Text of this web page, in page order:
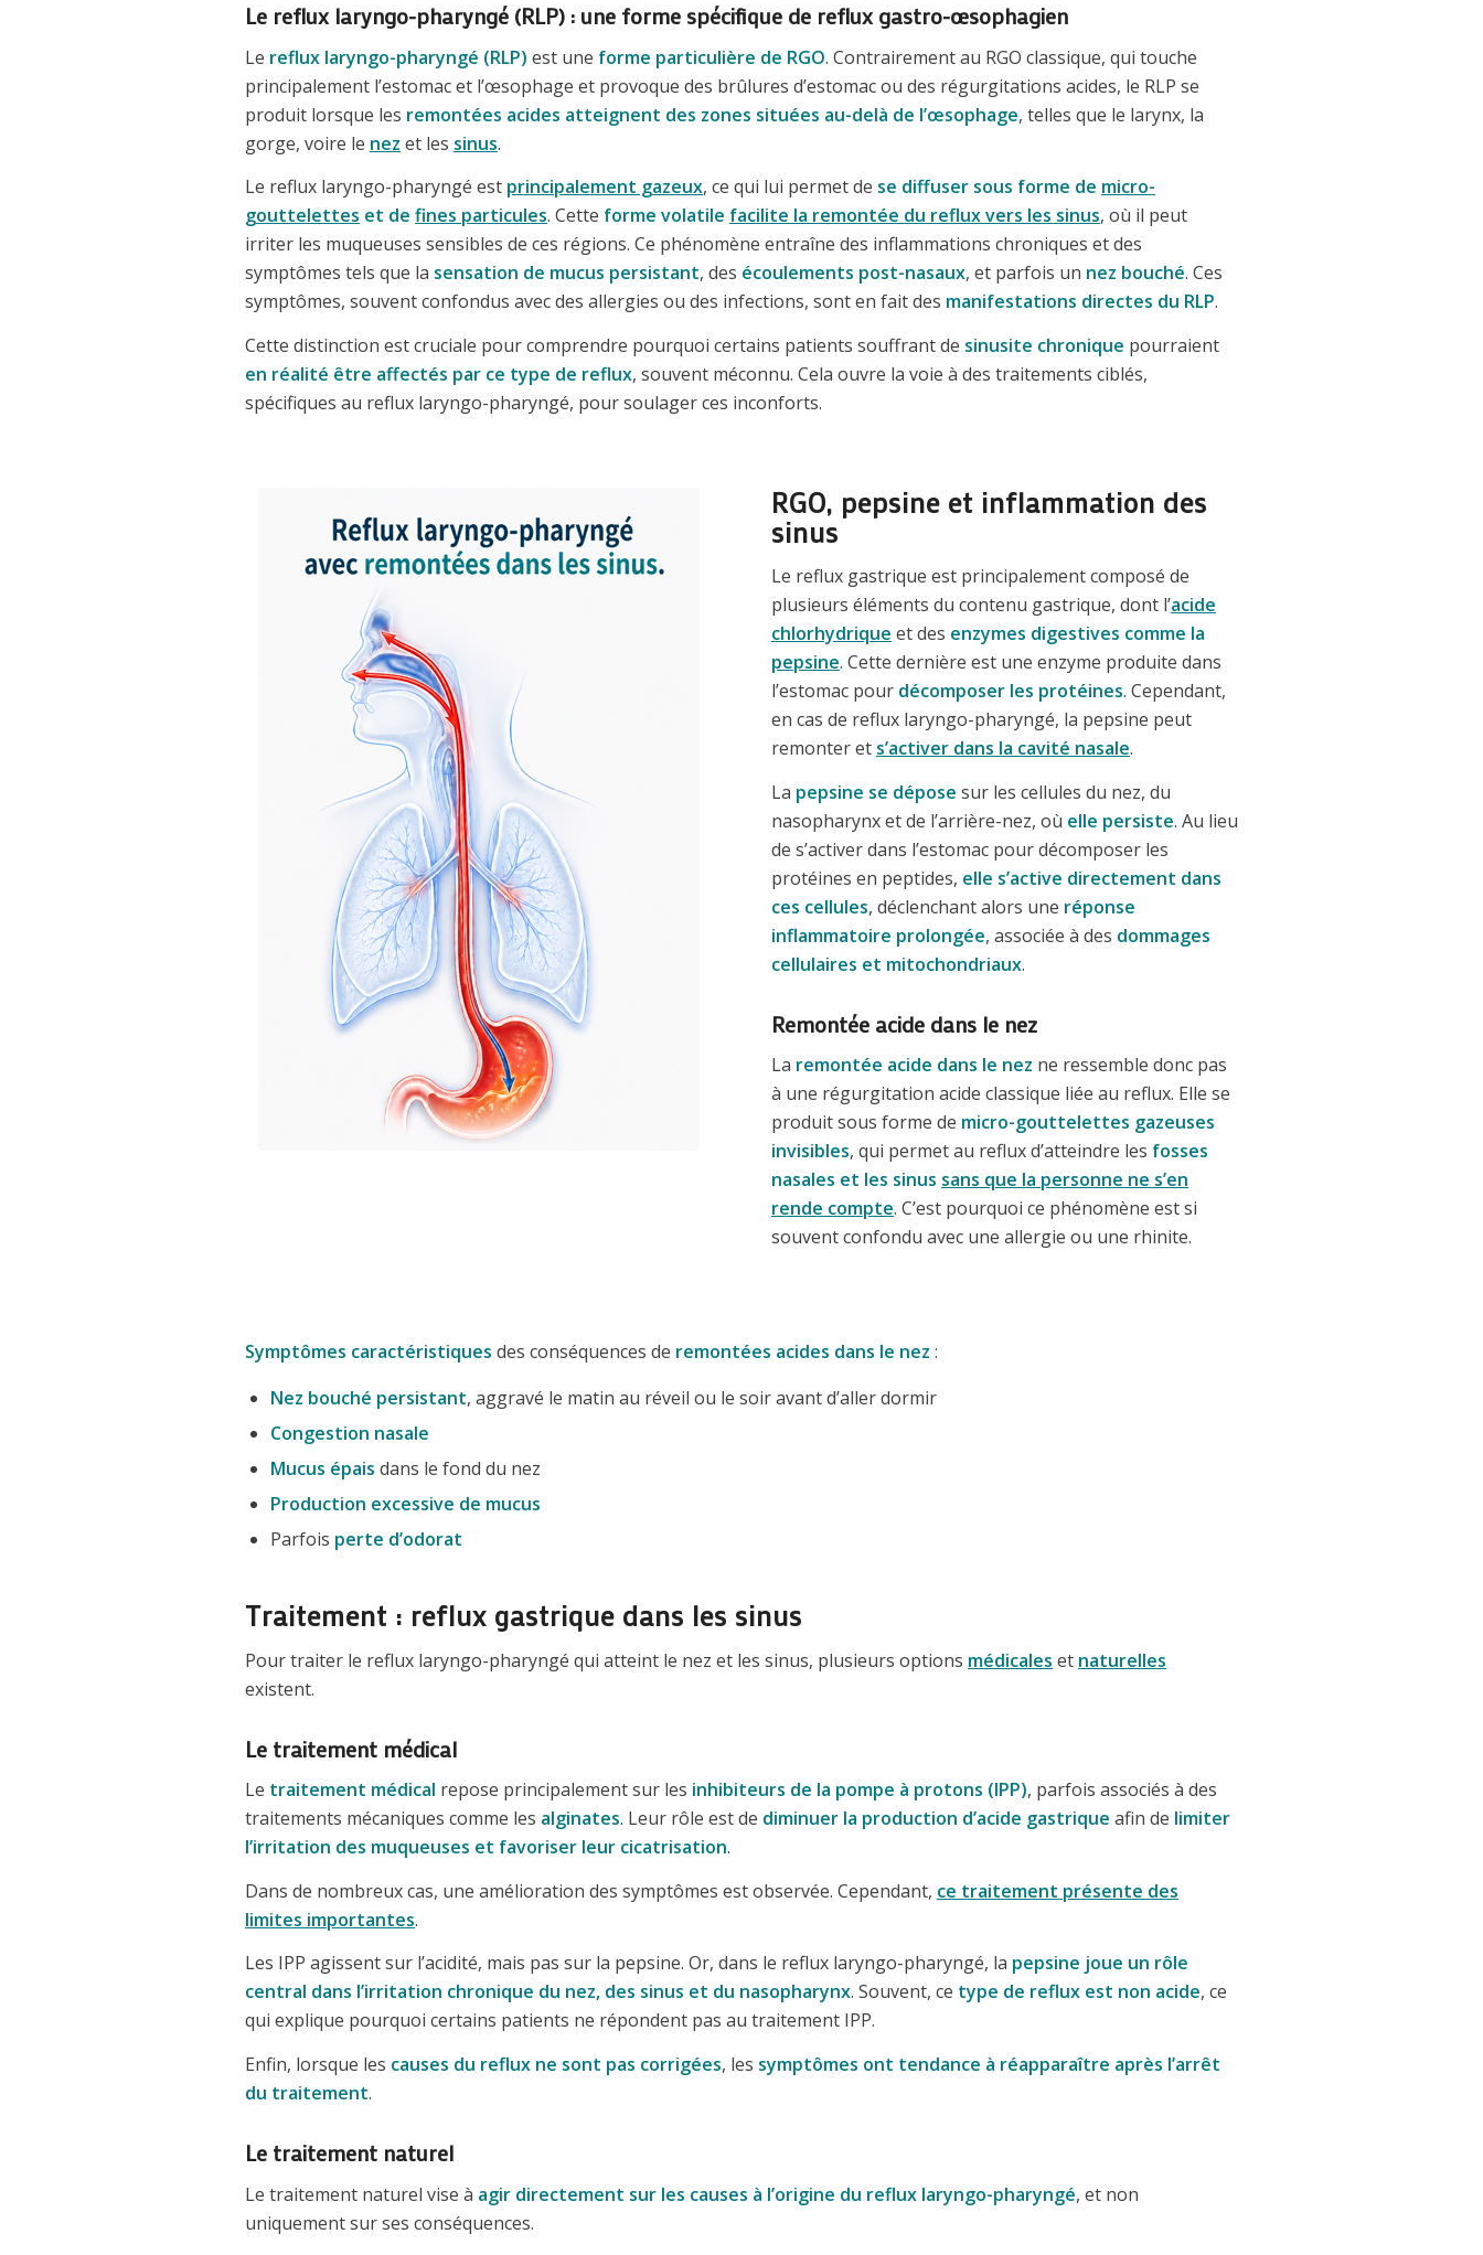
Le reflux laryngo-pharyngé (RLP) : une forme spécifique de reflux gastro-œsophagien
Le reflux laryngo-pharyngé (RLP) est une forme particulière de RGO. Contrairement au RGO classique, qui touche
principalement l’estomac et l’œsophage et provoque des brûlures d’estomac ou des régurgitations acides, le RLP se
produit lorsque les remontées acides atteignent des zones situées au-delà de l’œsophage, telles que le larynx, la
gorge, voire le nez et les sinus.
Le reflux laryngo-pharyngé est principalement gazeux, ce qui lui permet de se diffuser sous forme de micro-
gouttelettes et de fines particules. Cette forme volatile facilite la remontée du reflux vers les sinus, où il peut
irriter les muqueuses sensibles de ces régions. Ce phénomène entraîne des inflammations chroniques et des
symptômes tels que la sensation de mucus persistant, des écoulements post-nasaux, et parfois un nez bouché. Ces
symptômes, souvent confondus avec des allergies ou des infections, sont en fait des manifestations directes du RLP.
Cette distinction est cruciale pour comprendre pourquoi certains patients souffrant de sinusite chronique pourraient
en réalité être affectés par ce type de reflux, souvent méconnu. Cela ouvre la voie à des traitements ciblés,
spécifiques au reflux laryngo-pharyngé, pour soulager ces inconforts.
RGO, pepsine et inflammation des
sinus
Le reflux gastrique est principalement composé de
plusieurs éléments du contenu gastrique, dont l’acide
chlorhydrique et des enzymes digestives comme la
pepsine. Cette dernière est une enzyme produite dans
l’estomac pour décomposer les protéines. Cependant,
en cas de reflux laryngo-pharyngé, la pepsine peut
remonter et s’activer dans la cavité nasale.
La pepsine se dépose sur les cellules du nez, du
nasopharynx et de l’arrière-nez, où elle persiste. Au lieu
de s’activer dans l’estomac pour décomposer les
protéines en peptides, elle s’active directement dans
ces cellules, déclenchant alors une réponse
inflammatoire prolongée, associée à des dommages
cellulaires et mitochondriaux.
Remontée acide dans le nez
La remontée acide dans le nez ne ressemble donc pas
à une régurgitation acide classique liée au reflux. Elle se
produit sous forme de micro-gouttelettes gazeuses
invisibles, qui permet au reflux d’atteindre les fosses
nasales et les sinus sans que la personne ne s’en
rende compte. C’est pourquoi ce phénomène est si
souvent confondu avec une allergie ou une rhinite.
Symptômes caractéristiques des conséquences de remontées acides dans le nez :
Nez bouché persistant, aggravé le matin au réveil ou le soir avant d’aller dormir
Congestion nasale
Mucus épais dans le fond du nez
Production excessive de mucus
Parfois perte d’odorat
Traitement : reflux gastrique dans les sinus
Pour traiter le reflux laryngo-pharyngé qui atteint le nez et les sinus, plusieurs options médicales et naturelles
existent.
Le traitement médical
Le traitement médical repose principalement sur les inhibiteurs de la pompe à protons (IPP), parfois associés à des
traitements mécaniques comme les alginates. Leur rôle est de diminuer la production d’acide gastrique afin de limiter
l’irritation des muqueuses et favoriser leur cicatrisation.
Dans de nombreux cas, une amélioration des symptômes est observée. Cependant, ce traitement présente des
limites importantes.
Les IPP agissent sur l’acidité, mais pas sur la pepsine. Or, dans le reflux laryngo-pharyngé, la pepsine joue un rôle
central dans l’irritation chronique du nez, des sinus et du nasopharynx. Souvent, ce type de reflux est non acide, ce
qui explique pourquoi certains patients ne répondent pas au traitement IPP.
Enfin, lorsque les causes du reflux ne sont pas corrigées, les symptômes ont tendance à réapparaître après l’arrêt
du traitement.
Le traitement naturel
Le traitement naturel vise à agir directement sur les causes à l’origine du reflux laryngo-pharyngé, et non
uniquement sur ses conséquences.